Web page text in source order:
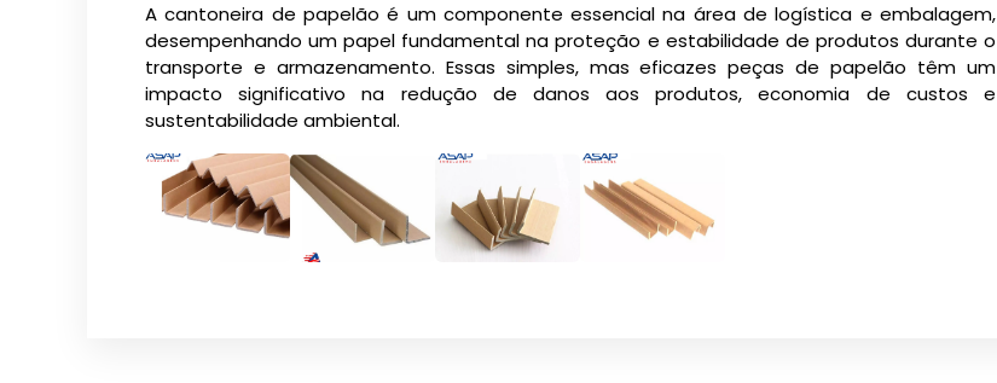
A cantoneira de papelão é um componente essencial na área de logística e embalagem,
desempenhando um papel fundamental na proteção e estabilidade de produtos durante o
transporte e armazenamento. Essas simples, mas eficazes peças de papelão têm um
impacto significativo na redução de danos aos produtos, economia de custos e
sustentabilidade ambiental.